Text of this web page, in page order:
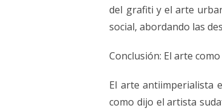
del grafiti y el arte
social, abordando las
Conclusión: El arte
El arte antiimperialista
como dijo el artista